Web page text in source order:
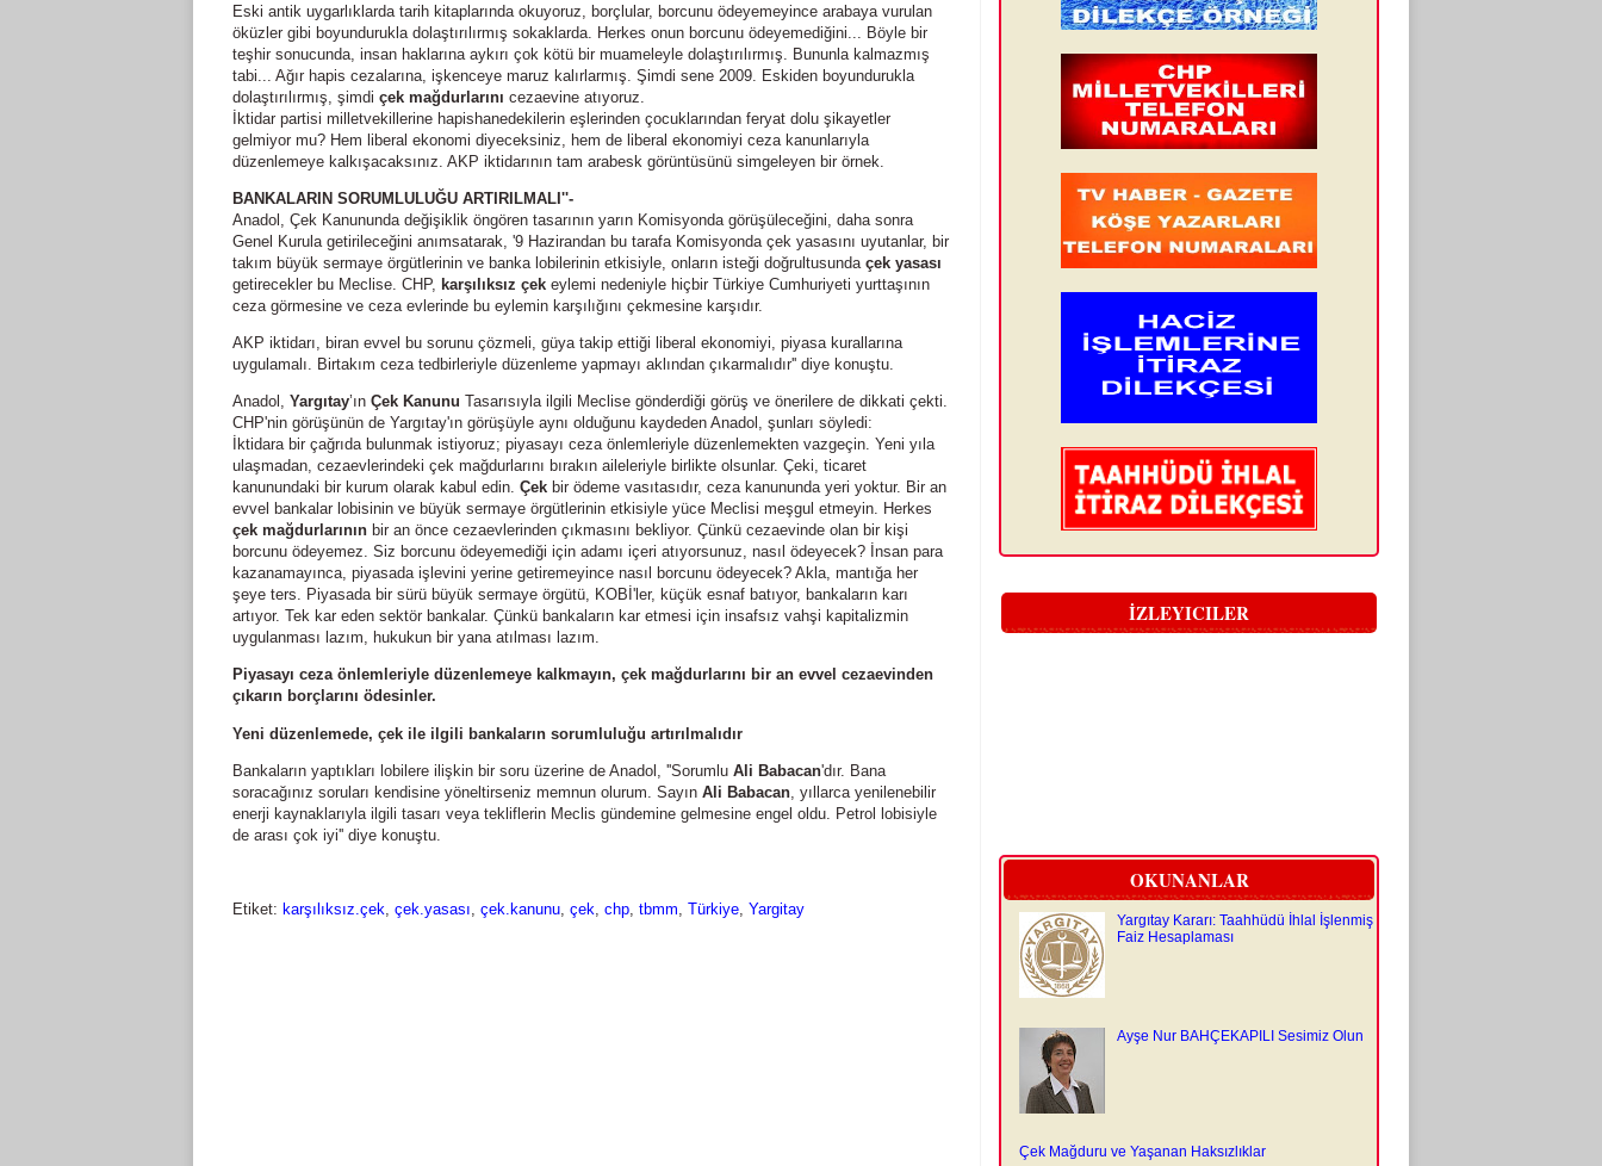
Eski antik uygarlıklarda tarih kitaplarında okuyoruz, borçlular, borcunu ödeyemeyince arabaya vurulan
öküzler gibi boyundurukla dolaştırılırmış sokaklarda. Herkes onun borcunu ödeyemediğini... Böyle bir
teşhir sonucunda, insan haklarına aykırı çok kötü bir muameleyle dolaştırılırmış. Bununla kalmazmış
tabi... Ağır hapis cezalarına, işkenceye maruz kalırlarmış. Şimdi sene 2009. Eskiden boyundurukla
dolaştırılırmış, şimdi çek mağdurlarını cezaevine atıyoruz.
İktidar partisi milletvekillerine hapishanedekilerin eşlerinden çocuklarından feryat dolu şikayetler
gelmiyor mu? Hem liberal ekonomi diyeceksiniz, hem de liberal ekonomiyi ceza kanunlarıyla
düzenlemeye kalkışacaksınız. AKP iktidarının tam arabesk görüntüsünü simgeleyen bir örnek.
BANKALARIN SORUMLULUĞU ARTIRILMALI''-
Anadol, Çek Kanununda değişiklik öngören tasarının yarın Komisyonda görüşüleceğini, daha sonra
Genel Kurula getirileceğini anımsatarak, '9 Hazirandan bu tarafa Komisyonda çek yasasını uyutanlar, bir
takım büyük sermaye örgütlerinin ve banka lobilerinin etkisiyle, onların isteği doğrultusunda çek yasası
getirecekler bu Meclise. CHP, karşılıksız çek eylemi nedeniyle hiçbir Türkiye Cumhuriyeti yurttaşının
ceza görmesine ve ceza evlerinde bu eylemin karşılığını çekmesine karşıdır.
AKP iktidarı, biran evvel bu sorunu çözmeli, güya takip ettiği liberal ekonomiyi, piyasa kurallarına
uygulamalı. Birtakım ceza tedbirleriyle düzenleme yapmayı aklından çıkarmalıdır'' diye konuştu.
Anadol, Yargıtay’ın Çek Kanunu Tasarısıyla ilgili Meclise gönderdiği görüş ve önerilere de dikkati çekti.
CHP'nin görüşünün de Yargıtay'ın görüşüyle aynı olduğunu kaydeden Anadol, şunları söyledi:
İktidara bir çağrıda bulunmak istiyoruz; piyasayı ceza önlemleriyle düzenlemekten vazgeçin. Yeni yıla
ulaşmadan, cezaevlerindeki çek mağdurlarını bırakın aileleriyle birlikte olsunlar. Çeki, ticaret
kanunundaki bir kurum olarak kabul edin. Çek bir ödeme vasıtasıdır, ceza kanununda yeri yoktur. Bir an
evvel bankalar lobisinin ve büyük sermaye örgütlerinin etkisiyle yüce Meclisi meşgul etmeyin. Herkes
çek mağdurlarının bir an önce cezaevlerinden çıkmasını bekliyor. Çünkü cezaevinde olan bir kişi
borcunu ödeyemez. Siz borcunu ödeyemediği için adamı içeri atıyorsunuz, nasıl ödeyecek? İnsan para
kazanamayınca, piyasada işlevini yerine getiremeyince nasıl borcunu ödeyecek? Akla, mantığa her
şeye ters. Piyasada bir sürü büyük sermaye örgütü, KOBİ'ler, küçük esnaf batıyor, bankaların karı
artıyor. Tek kar eden sektör bankalar. Çünkü bankaların kar etmesi için insafsız vahşi kapitalizmin
uygulanması lazım, hukukun bir yana atılması lazım.
Piyasayı ceza önlemleriyle düzenlemeye kalkmayın, çek mağdurlarını bir an evvel cezaevinden
çıkarın borçlarını ödesinler.
Yeni düzenlemede, çek ile ilgili bankaların sorumluluğu artırılmalıdır
Bankaların yaptıkları lobilere ilişkin bir soru üzerine de Anadol, ''Sorumlu Ali Babacan'dır. Bana
soracağınız soruları kendisine yöneltirseniz memnun olurum. Sayın Ali Babacan , yıllarca yenilenebilir
enerji kaynaklarıyla ilgili tasarı veya tekliflerin Meclis gündemine gelmesine engel oldu. Petrol lobisiyle
de arası çok iyi'' diye konuştu.
Etiket: karşılıksız.çek, çek.yasası, çek.kanunu, çek, chp, tbmm, Türkiye, Yargitay
İZLEYICILER
OKUNANLAR
Yargıtay Kararı: Taahhüdü İhlal İşlenmiş
Faiz Hesaplaması
Ayşe Nur BAHÇEKAPILI Sesimiz Olun
Çek Mağduru ve Yaşanan Haksızlıklar